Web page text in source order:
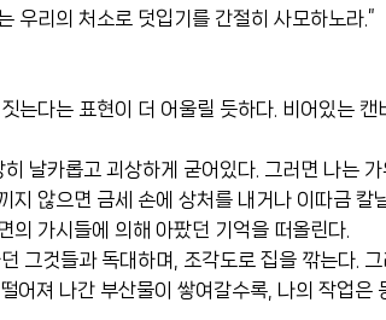
우리의 처소로 덧입기를 간절히 사모하노라.”
는다는 표현이 더 어울릴 듯하다. 비어있는
날카롭고 괴상하게 굳어있다. 그러면 나는
지 않으면 금세 손에 상처를 내거나 이따금
의 가시들에 의해 아팠던 기억을 떠올린다.
그것들과 독대하며, 조각도로 집을 깎는다.
어져 나간 부산물이 쌓여갈수록, 나의 작업은